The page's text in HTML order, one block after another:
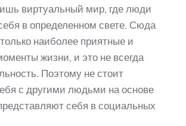
виртуальный мир, где люди
в определенном свете. Сюда
наиболее приятные и
жизни, и это не всегда
Поэтому не стоит
с другими людьми на основе
себя в социальных